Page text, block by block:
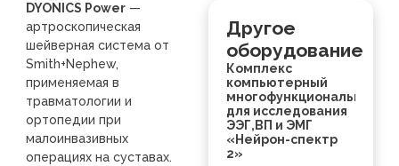
DYONICS Power—
артроскопическая
шейверная система от
Smith+Nephew,
применяемая в
травматологии и
ортопедии при
малоинвазивных
операциях на суставах.
Другое
оборудование
Комплекс
компьютерный
многофункциональный
для исследования
ЭЭГ,ВП и ЭМГ
«Нейрон-спектр
2»